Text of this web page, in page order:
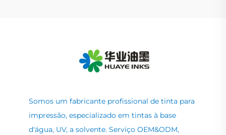
Somos um fabricante profissional de tinta para
impressão, especializado em tintas à base
d'água, UV, a solvente. Serviço OEM&ODM,